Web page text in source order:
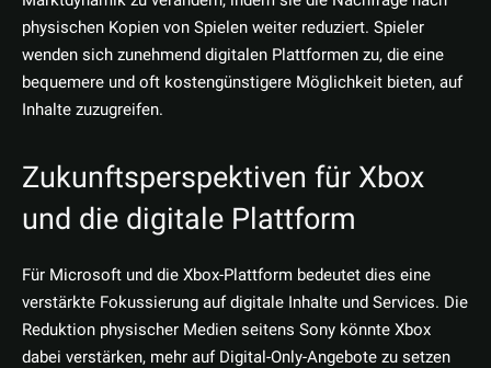
physischen Kopien von Spielen weiter reduziert. Spieler
wenden sich zunehmend digitalen Plattformen zu, die eine
bequemere und oft kostengünstigere Möglichkeit bieten, auf
Inhalte zuzugreifen.
Zukunftsperspektiven für Xbox
und die digitale Plattform
Für Microsoft und die Xbox-Plattform bedeutet dies eine
verstärkte Fokussierung auf digitale Inhalte und Services. Die
Reduktion physischer Medien seitens Sony könnte Xbox
dabei verstärken, mehr auf Digital-Only-Angebote zu setzen